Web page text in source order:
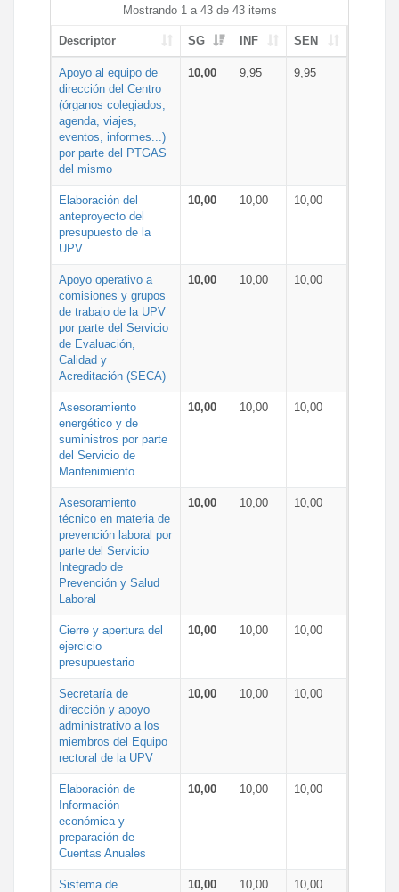
Mostrando 1 a 43 de 43 items
Descriptor SG INF SEN
Apoyo al equipo de
dirección del Centro
(órganos colegiados,
agenda, viajes,
eventos, informes...)
por parte del PTGAS
del mismo
10,00 9,95 9,95
Elaboración del
anteproyecto del
presupuesto de la
UPV
10,00 10,00 10,00
Apoyo operativo a
comisiones y grupos
de trabajo de la UPV
por parte del Servicio
de Evaluación,
Calidad y
Acreditación (SECA)
10,00 10,00 10,00
Asesoramiento
energético y de
suministros por parte
del Servicio de
Mantenimiento
10,00 10,00 10,00
Asesoramiento
técnico en materia de
prevención laboral por
parte del Servicio
Integrado de
Prevención y Salud
Laboral
10,00 10,00 10,00
Cierre y apertura del
ejercicio
presupuestario
10,00 10,00 10,00
Secretaría de
dirección y apoyo
administrativo a los
miembros del Equipo
rectoral de la UPV
10,00 10,00 10,00
Elaboración de
Información
económica y
preparación de
Cuentas Anuales
10,00 10,00 10,00
Sistema de
10,00 10,00 10,00